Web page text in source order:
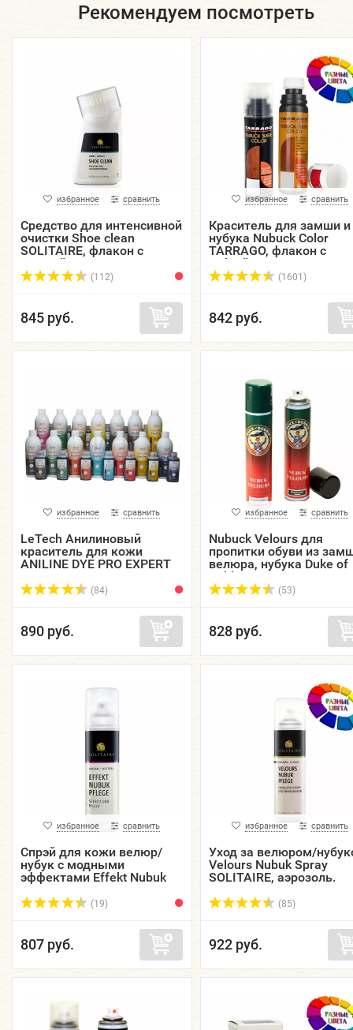
Рекомендуем посмотреть
избранное сравнить
Средство для интенсивной
очистки Shoe clean
SOLITAIRE, флакон с
щеткой, 75 мл.
(112)
845 руб.
избранное сравнить
Краситель для замши и
нубука Nubuck Color
TARRAGO, флакон с
губкой, 75 мл.
(1601)
842 руб.
избранное сравнить
LeTech Анилиновый
краситель для кожи
ANILINE DYE PRO EXPERT
(84)
890 руб.
избранное сравнить
Nubuck Velours для
пропитки обуви из
велюра, нубука Duke of
Dubbin, аэрозоль, 200
(53)
828 руб.
избранное сравнить
Спрэй для кожи велюр/
нубук с модными
эффектами Effekt Nubuk
аэрозоль, 150 мл.
(19)
807 руб.
избранное сравнить
Уход за велюром/
Velours Nubuk Spray
SOLITAIRE, аэрозоль.
(85)
922 руб.